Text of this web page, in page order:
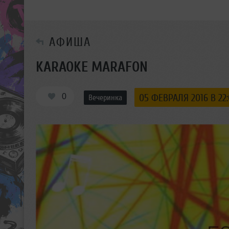
АФИША
KARAOKE MARAFON
0 Вечеринка 05 ФЕВРАЛЯ 2016 В